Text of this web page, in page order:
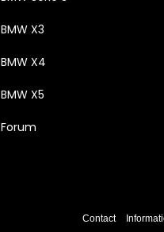
BMW X3
BMW X4
BMW X5
Forum
Contact